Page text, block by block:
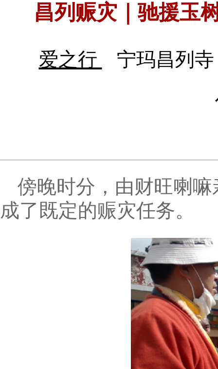
昌列赈灾｜驰援玉
爱之行
宁玛昌列寺
傍晚时分，由财旺喇
成了既定的赈灾任务。